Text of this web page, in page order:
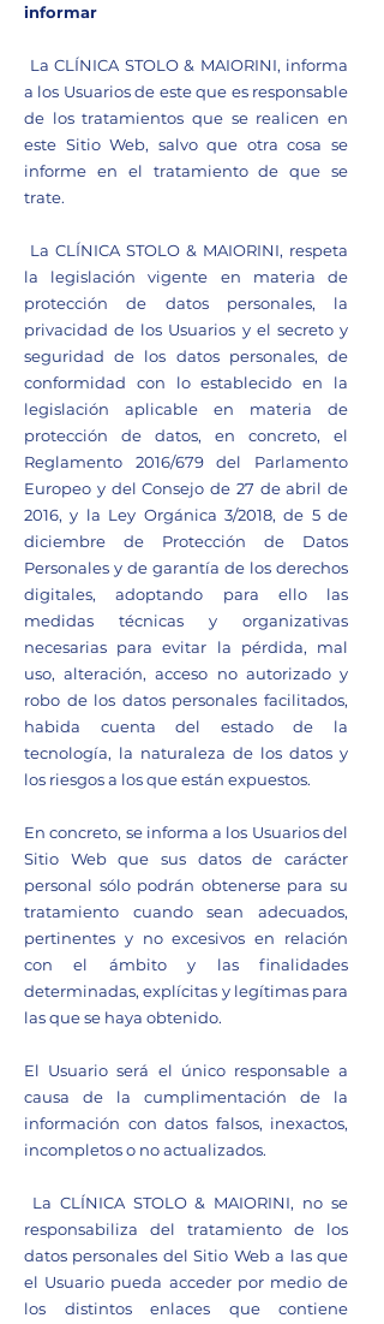
informar
La CLÍNICA STOLO & MAIORINI, informa
a los Usuarios de este que es responsable
de los tratamientos que se realicen en
este Sitio Web, salvo que otra cosa se
informe en el tratamiento de que se
trate.
La CLÍNICA STOLO & MAIORINI, respeta
la legislación vigente en materia de
protección de datos personales, la
privacidad de los Usuarios y el secreto y
seguridad de los datos personales, de
conformidad con lo establecido en la
legislación aplicable en materia de
protección de datos, en concreto, el
Reglamento 2016/679 del Parlamento
Europeo y del Consejo de 27 de abril de
2016, y la Ley Orgánica 3/2018, de 5 de
diciembre de Protección de Datos
Personales y de garantía de los derechos
digitales, adoptando para ello las
medidas técnicas y organizativas
necesarias para evitar la pérdida, mal
uso, alteración, acceso no autorizado y
robo de los datos personales facilitados,
habida cuenta del estado de la
tecnología, la naturaleza de los datos y
los riesgos a los que están expuestos.
En concreto, se informa a los Usuarios del
Sitio Web que sus datos de carácter
personal sólo podrán obtenerse para su
tratamiento cuando sean adecuados,
pertinentes y no excesivos en relación
con el ámbito y las finalidades
determinadas, explícitas y legítimas para
las que se haya obtenido.
El Usuario será el único responsable a
causa de la cumplimentación de la
información con datos falsos, inexactos,
incompletos o no actualizados.
La CLÍNICA STOLO & MAIORINI, no se
responsabiliza del tratamiento de los
datos personales del Sitio Web a las que
el Usuario pueda acceder por medio de
los distintos enlaces que contiene